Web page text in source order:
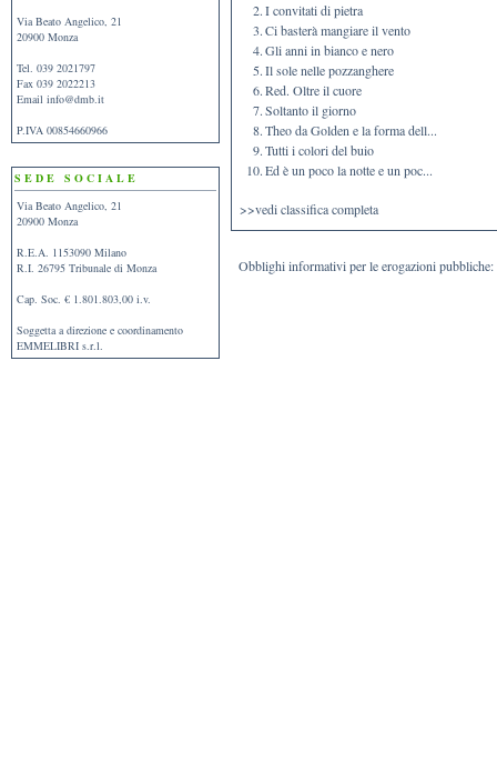
Via Beato Angelico, 21
20900 Monza
Tel. 039 2021797
Fax 039 2022213
Email info@dmb.it
P.IVA 00854660966
S E D E S O C I A L E
Via Beato Angelico, 21
20900 Monza
R.E.A. 1153090 Milano
R.I. 26795 Tribunale di Monza
Cap. Soc. € 1.801.803,00 i.v.
Soggetta a direzione e coordinamento
EMMELIBRI s.r.l.
2.I convitati di pietra
3.Ci basterà mangiare il vento
4.Gli anni in bianco e nero
5.Il sole nelle pozzanghere
6.Red. Oltre il cuore
7.Soltanto il giorno
8.Theo da Golden e la forma dell...
9.Tutti i colori del buio
10.Ed è un poco la notte e un poc...
>>vedi classifica completa
Obblighi informativi per le erogazioni